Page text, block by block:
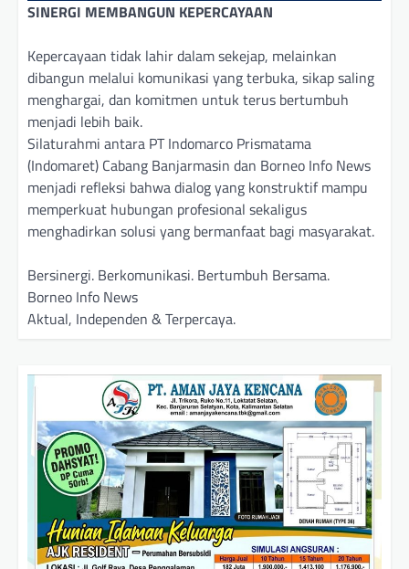
SINERGI MEMBANGUN KEPERCAYAAN
Kepercayaan tidak lahir dalam sekejap, melainkan
dibangun melalui komunikasi yang terbuka, sikap saling
menghargai, dan komitmen untuk terus bertumbuh
menjadi lebih baik.
Silaturahmi antara PT Indomarco Prismatama
(Indomaret) Cabang Banjarmasin dan Borneo Info News
menjadi refleksi bahwa dialog yang konstruktif mampu
memperkuat hubungan profesional sekaligus
menghadirkan solusi yang bermanfaat bagi masyarakat.
Bersinergi. Berkomunikasi. Bertumbuh Bersama.
Borneo Info News
Aktual, Independen & Terpercaya.